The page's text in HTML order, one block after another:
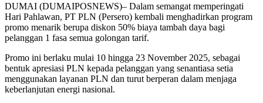
DUMAI (DUMAIPOSNEWS)– Dalam semangat memperingati
Hari Pahlawan, PT PLN (Persero) kembali menghadirkan program
promo menarik berupa diskon 50% biaya tambah daya bagi
pelanggan 1 fasa semua golongan tarif.
Promo ini berlaku mulai 10 hingga 23 November 2025, sebagai
bentuk apresiasi PLN kepada pelanggan yang senantiasa setia
menggunakan layanan PLN dan turut berperan dalam menjaga
keberlanjutan energi nasional.